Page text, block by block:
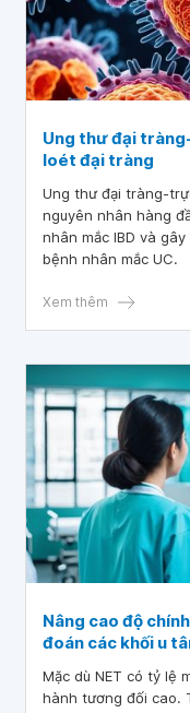
Ung thư đại
loét đại tràng
Ung thư đại tràng-
nguyên nhân hàng
nhân mắc IBD và
bệnh nhân mắc UC.
Xem thêm
Nâng cao độ
đoán các khối u
Mặc dù NET có tỷ lệ
hành tương đối cao.